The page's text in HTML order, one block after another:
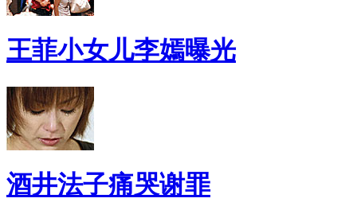
王菲小女儿李嫣曝光
酒井法子痛哭谢罪